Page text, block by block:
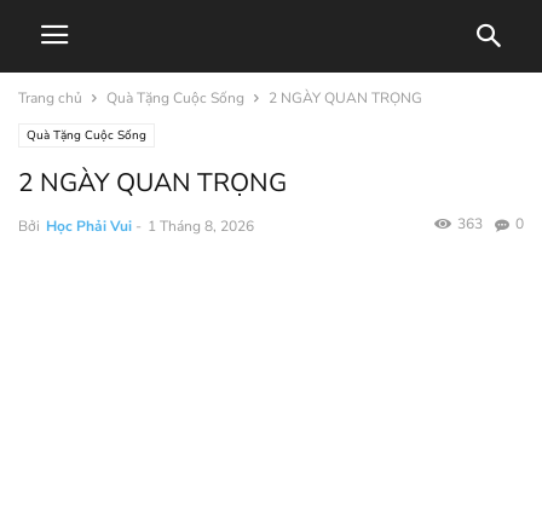
Trang chủ Quà Tặng Cuộc Sống 2 NGÀY QUAN TRỌNG
Quà Tặng Cuộc Sống
2 NGÀY QUAN TRỌNG
Bởi Học Phải Vui - 1 Tháng 8, 2026 0
363